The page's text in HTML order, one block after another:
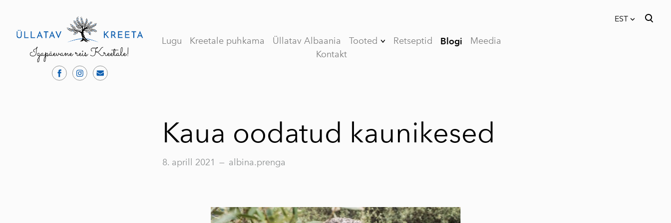
Lugu Kreetale puhkama Üllatav Albaania Tooted
VASSILAKIS
oliiviõli
Retseptid Blogi
Meedia
Kontakt
EST
lisati ostukorvi.
Kaua oodatud kaunikesed
8. aprill 2021 — albina.prenga